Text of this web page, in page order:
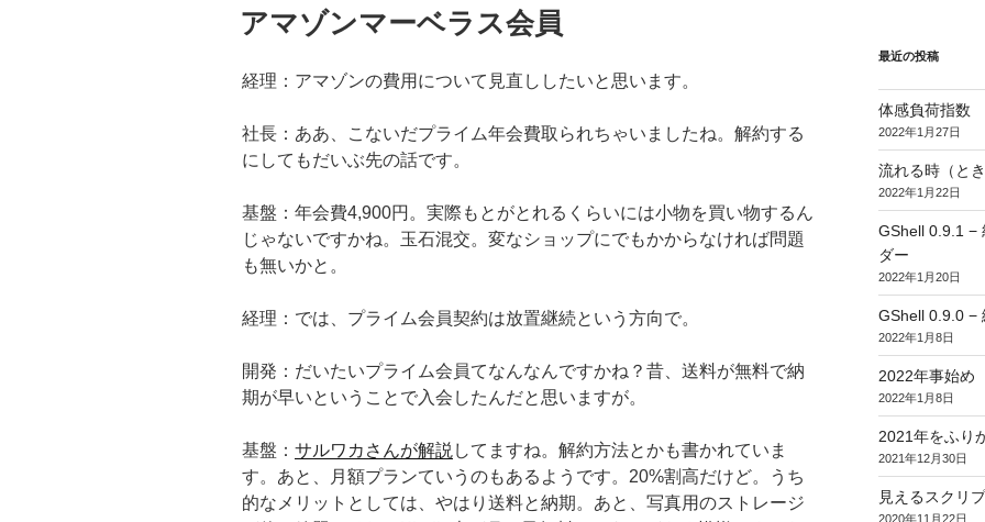
日:
アマゾンマーベラス会員
経理：アマゾンの費用について見直ししたいと思います。
社長：ああ、こないだプライム年会費取られちゃいましたね。解約する
にしてもだいぶ先の話です。
基盤：年会費4,900円。実際もとがとれるくらいには小物を買い物するん
じゃないですかね。玉石混交。変なショップにでもかからなければ問題
も無いかと。
経理：では、プライム会員契約は放置継続という方向で。
開発：だいたいプライム会員てなんなんですかね？昔、送料が無料で納
期が早いということで入会したんだと思いますが。
基盤： サルワカさんが解説 してますね。解約方法とかも書かれていま
す。あと、月額プランていうのもあるようです。20%割高だけど。うち
的なメリットとしては、やはり送料と納期。あと、写真用のストレージ
最近の投稿
体感負荷指数
2022年1月27日
流れる時（と
2022年1月22日
GShell 0.9.1 −
ダー
2022年1月20日
GShell 0.9.0 −
2022年1月8日
2022年事始め
2022年1月8日
2021年をふり
2021年12月30日
見えるスクリ
2020年11月22日